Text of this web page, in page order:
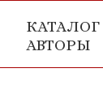
КАТАЛОГ
АВТОРЫ